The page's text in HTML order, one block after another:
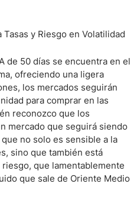
de 50 días se encuentra en el
ofreciendo una ligera
los mercados seguirán
para comprar en las
reconozco que los
mercado que seguirá siendo
no solo es sensible a la
sino que también está
que lamentablemente
que sale de Oriente Medio